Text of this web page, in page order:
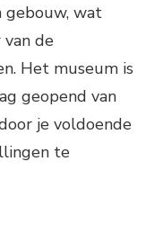
gebouw, wat
de
Het museum is
geopend van
je voldoende
te